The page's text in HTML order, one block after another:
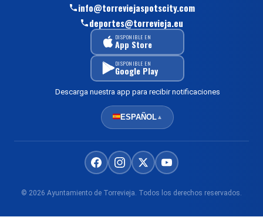
info@torreviejaspotscity.com
deportes@torrevieja.eu
DISPONIBLE EN
App Store
DISPONIBLE EN
Google Play
Descarga nuestra app para recibir notificaciones
ESPAÑOL▲
© 2026 Ayuntamiento de Torrevieja. Todos los derechos reservados.